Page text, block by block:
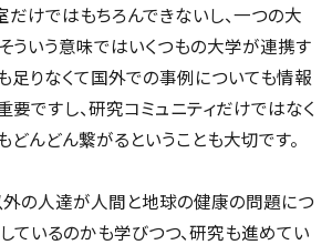
だけではもちろんできないし、一つの大
ういう意味ではいくつもの大学が連携す
足りなくて国外での事例についても情報
要ですし、研究コミュニティだけではなく
どんどん繋がるということも大切です。
の人達が人間と地球の健康の問題につ
ているのかも学びつつ、研究も進めてい